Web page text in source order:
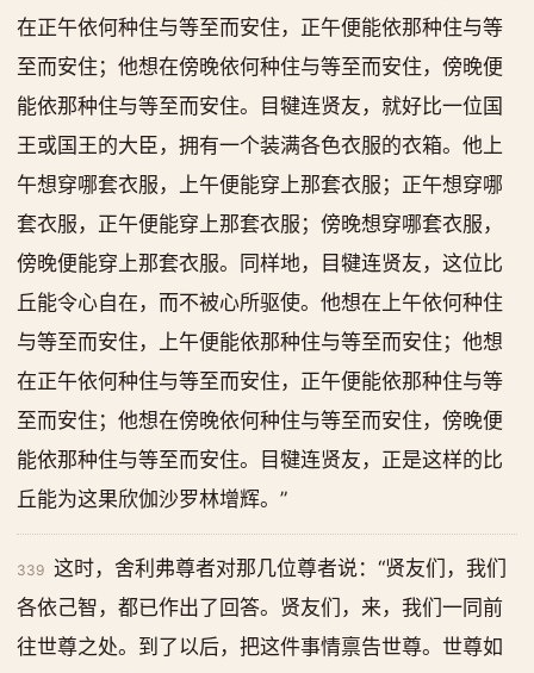
在正午依何种住与等至而安住，正午便能依那种住与等
至而安住；他想在傍晚依何种住与等至而安住，傍晚便
能依那种住与等至而安住。目犍连贤友，就好比一位国
王或国王的大臣，拥有一个装满各色衣服的衣箱。他上
午想穿哪套衣服，上午便能穿上那套衣服；正午想穿哪
套衣服，正午便能穿上那套衣服；傍晚想穿哪套衣服，
傍晚便能穿上那套衣服。同样地，目犍连贤友，这位比
丘能令心自在，而不被心所驱使。他想在上午依何种住
与等至而安住，上午便能依那种住与等至而安住；他想
在正午依何种住与等至而安住，正午便能依那种住与等
至而安住；他想在傍晚依何种住与等至而安住，傍晚便
能依那种住与等至而安住。目犍连贤友，正是这样的比
丘能为这果欣伽沙罗林增辉。”
339 这时，舍利弗尊者对那几位尊者说：“贤友们，我们
各依己智，都已作出了回答。贤友们，来，我们一同前
往世尊之处。到了以后，把这件事情禀告世尊。世尊如